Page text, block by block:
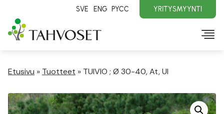
SVE ENG PYCC YRITYSMYYNTI
Etusivu » Tuotteet » TUIVIO ; Ø 30-40, At, Ul